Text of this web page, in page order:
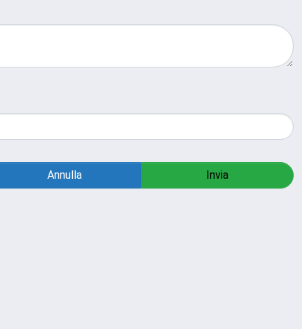
Annulla Invia